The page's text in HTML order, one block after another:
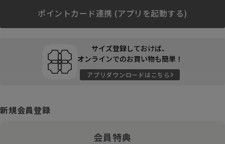
ポイントカード連携 (アプリを起動する)
サイズ登録しておけば、
オンラインでのお買い物も簡単！
アプリダウンロードはこちら
新規会員登録
会員特典